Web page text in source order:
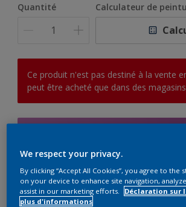
Quantité Calculateur de
Ce produit n'est pas destiné à la vente
peut être acheté que dans des
We respect your privacy.
By clicking “Accept All Cookies”, you agree to the
on your device to enhance site navigation,
assist in our marketing efforts.
Déclaration sur
plus d'informations